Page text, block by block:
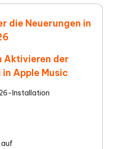
die Neuerungen in
Aktivieren der
Apple Music
26-Installation
auf